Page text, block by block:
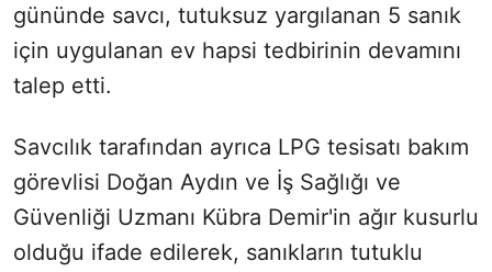
gününde savcı, tutuksuz yargılanan 5 sanık
için uygulanan ev hapsi tedbirinin devamını
talep etti.
Savcılık tarafından ayrıca LPG tesisatı bakım
görevlisi Doğan Aydın ve İş Sağlığı ve
Güvenliği Uzmanı Kübra Demir'in ağır kusurlu
olduğu ifade edilerek, sanıkların tutuklu